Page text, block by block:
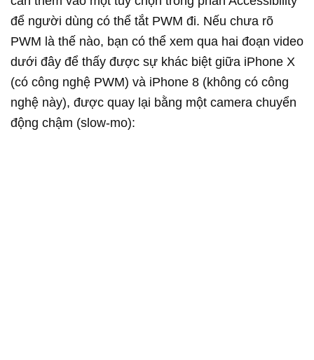
để người dùng có thể tắt PWM đi. Nếu chưa rõ
PWM là thế nào, bạn có thể xem qua hai đoạn video
dưới đây để thấy được sự khác biệt giữa iPhone X
(có công nghệ PWM) và iPhone 8 (không có công
nghệ này), được quay lại bằng một camera chuyển
động chậm (slow-mo):